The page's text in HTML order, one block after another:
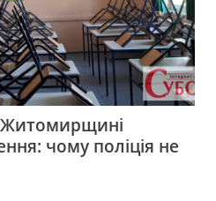
Житомирщині
чому поліція не